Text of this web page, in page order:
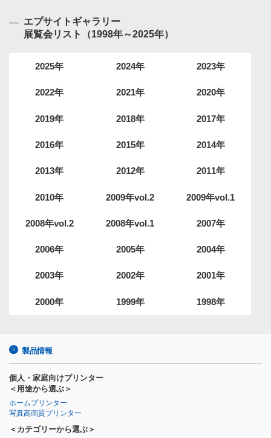
エプサイトギャラリー
展覧会リスト（1998年～2025年）
2025年 2024年 2023年
2022年 2021年 2020年
2019年 2018年 2017年
2016年 2015年 2014年
2013年 2012年 2011年
2010年 2009年vol.2 2009年vol.1
2008年vol.2 2008年vol.1 2007年
2006年 2005年 2004年
2003年 2002年 2001年
2000年 1999年 1998年
製品情報
個人・家庭向けプリンター
＜用途から選ぶ＞
ホームプリンター
写真高画質プリンター
＜カテゴリーから選ぶ＞